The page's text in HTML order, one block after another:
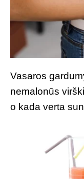
Vasaros
nemalonūs
o kada verta